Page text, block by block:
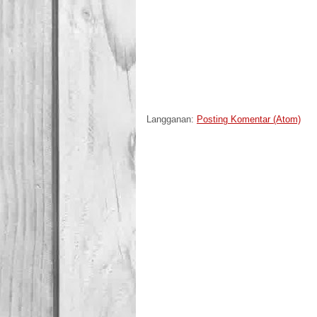
Langganan: Posting Komentar (Atom)